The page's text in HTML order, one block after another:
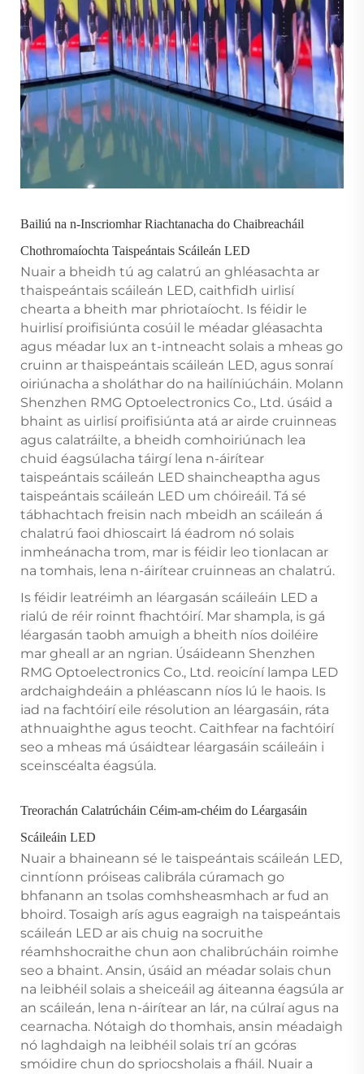
Bailiú na n-Inscriomhar Riachtanacha do Chaibreacháil
Chothromaíochta Taispeántais Scáileán LED
Nuair a bheidh tú ag calatrú an ghléasachta ar
thaispeántais scáileán LED, caithfidh uirlisí
chearta a bheith mar phriotaíocht. Is féidir le
huirlisí proifisiúnta cosúil le méadar gléasachta
agus méadar lux an t-intneacht solais a mheas go
cruinn ar thaispeántais scáileán LED, agus sonraí
oiriúnacha a sholáthar do na hailíniúcháin. Molann
Shenzhen RMG Optoelectronics Co., Ltd. úsáid a
bhaint as uirlisí proifisiúnta atá ar airde cruinneas
agus calatráilte, a bheidh comhoiriúnach lea
chuid éagsúlacha táirgí lena n-áirítear
taispeántais scáileán LED shaincheaptha agus
taispeántais scáileán LED um chóireáil. Tá sé
tábhachtach freisin nach mbeidh an scáileán á
chalatrú faoi dhioscairt lá éadrom nó solais
inmheánacha trom, mar is féidir leo tionlacan ar
na tomhais, lena n-áirítear cruinneas an chalatrú.
Is féidir leatréimh an léargasán scáileáin LED a
rialú de réir roinnt fhachtóirí. Mar shampla, is gá
léargasán taobh amuigh a bheith níos doiléire
mar gheall ar an ngrian. Úsáideann Shenzhen
RMG Optoelectronics Co., Ltd. reoicíní lampa LED
ardchaighdeáin a phléascann níos lú le haois. Is
iad na fachtóirí eile résolution an léargasáin, ráta
athnuaighthe agus teocht. Caithfear na fachtóirí
seo a mheas má úsáidtear léargasáin scáileáin i
sceinscéalta éagsúla.
Treorachán Calatrúcháin Céim-am-chéim do Léargasáin
Scáileáin LED
Nuair a bhaineann sé le taispeántais scáileán LED,
cinntíonn próiseas calibrála cúramach go
bhfanann an tsolas comhsheasmhach ar fud an
bhoird. Tosaigh arís agus eagraigh na taispeántais
scáileán LED ar ais chuig na socruithe
réamhshocraithe chun aon chalibrúcháin roimhe
seo a bhaint. Ansin, úsáid an méadar solais chun
na leibhéil solais a sheiceáil ag áiteanna éagsúla ar
an scáileán, lena n-áirítear an lár, na cúlraí agus na
cearnacha. Nótaigh do thomhais, ansin méadaigh
nó laghdaigh na leibhéil solais trí an gcóras
smóidire chun do spriocsholais a fháil. Nuair a